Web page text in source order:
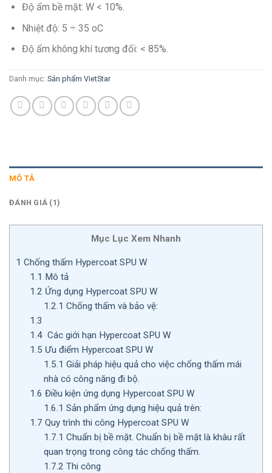
Độ ẩm bề mặt: W < 10%.
Nhiệt độ: 5 ÷ 35 oC
Độ ẩm không khí tương đối: < 85%.
Danh mục: Sản phẩm VietStar
MÔ TẢ
ĐÁNH GIÁ (1)
Mục Lục Xem Nhanh
1 Chống thấm Hypercoat SPU W
1.1 Mô tả
1.2 Ứng dụng Hypercoat SPU W
1.2.1 Chống thấm và bảo vệ:
1.3
1.4Các giới hạn Hypercoat SPU W
1.5 Ưu điểm Hypercoat SPU W
1.5.1 Giải pháp hiệu quả cho việc chống thấm mái
nhà có công năng đi bộ.
1.6 Điều kiện ứng dụng Hypercoat SPU W
1.6.1 Sản phẩm ứng dụng hiệu quả trên:
1.7 Quy trình thi công Hypercoat SPU W
1.7.1 Chuẩn bị bề mặt. Chuẩn bị bề mặt là khâu rất
quan trọng trong công tác chống thấm.
1.7.2 Thi công